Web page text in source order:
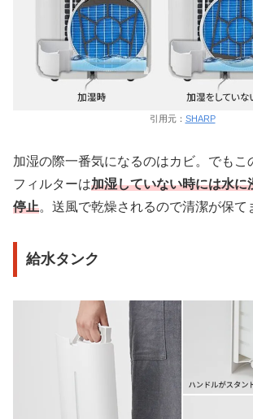
引用元： SHARP
加湿の際一番気になるのはカビ。でもこ
フィルターは加湿していない時には水に
停止。送風で乾燥されるので清潔が保て
給水タンク